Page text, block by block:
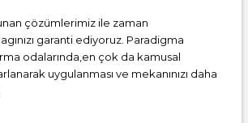
çözümlerimiz ile zaman
garanti ediyoruz. Paradigma
odalarında,en çok da kamusal
uygulanması ve mekanınızı daha